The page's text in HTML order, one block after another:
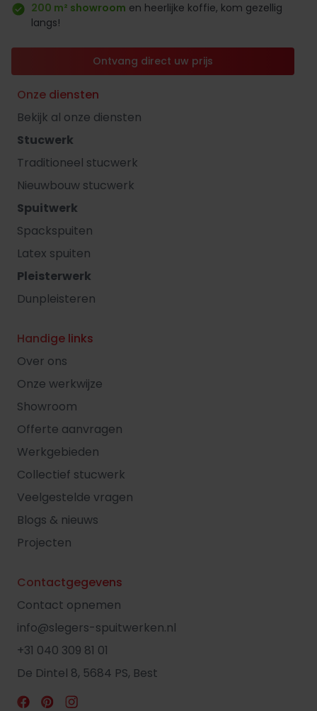
200 m² showroom en heerlijke koffie, kom gezellig
langs!
Ontvang direct uw prijs
Onze diensten
Bekijk al onze diensten
Stucwerk
Traditioneel stucwerk
Nieuwbouw stucwerk
Spuitwerk
Spackspuiten
Latex spuiten
Pleisterwerk
Dunpleisteren
Handige links
Over ons
Onze werkwijze
Showroom
Offerte aanvragen
Werkgebieden
Collectief stucwerk
Veelgestelde vragen
Blogs & nieuws
Projecten
Contactgegevens
Contact opnemen
info@slegers-spuitwerken.nl
+31 040 309 81 01
De Dintel 8, 5684 PS, Best